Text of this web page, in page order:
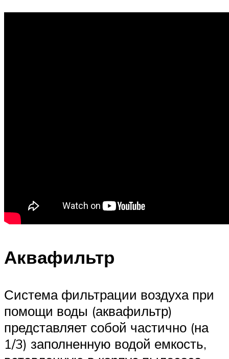
Аквафильтр
Система фильтрации воздуха при
помощи воды (аквафильтр)
представляет собой частично (на
1/3) заполненную водой емкость,